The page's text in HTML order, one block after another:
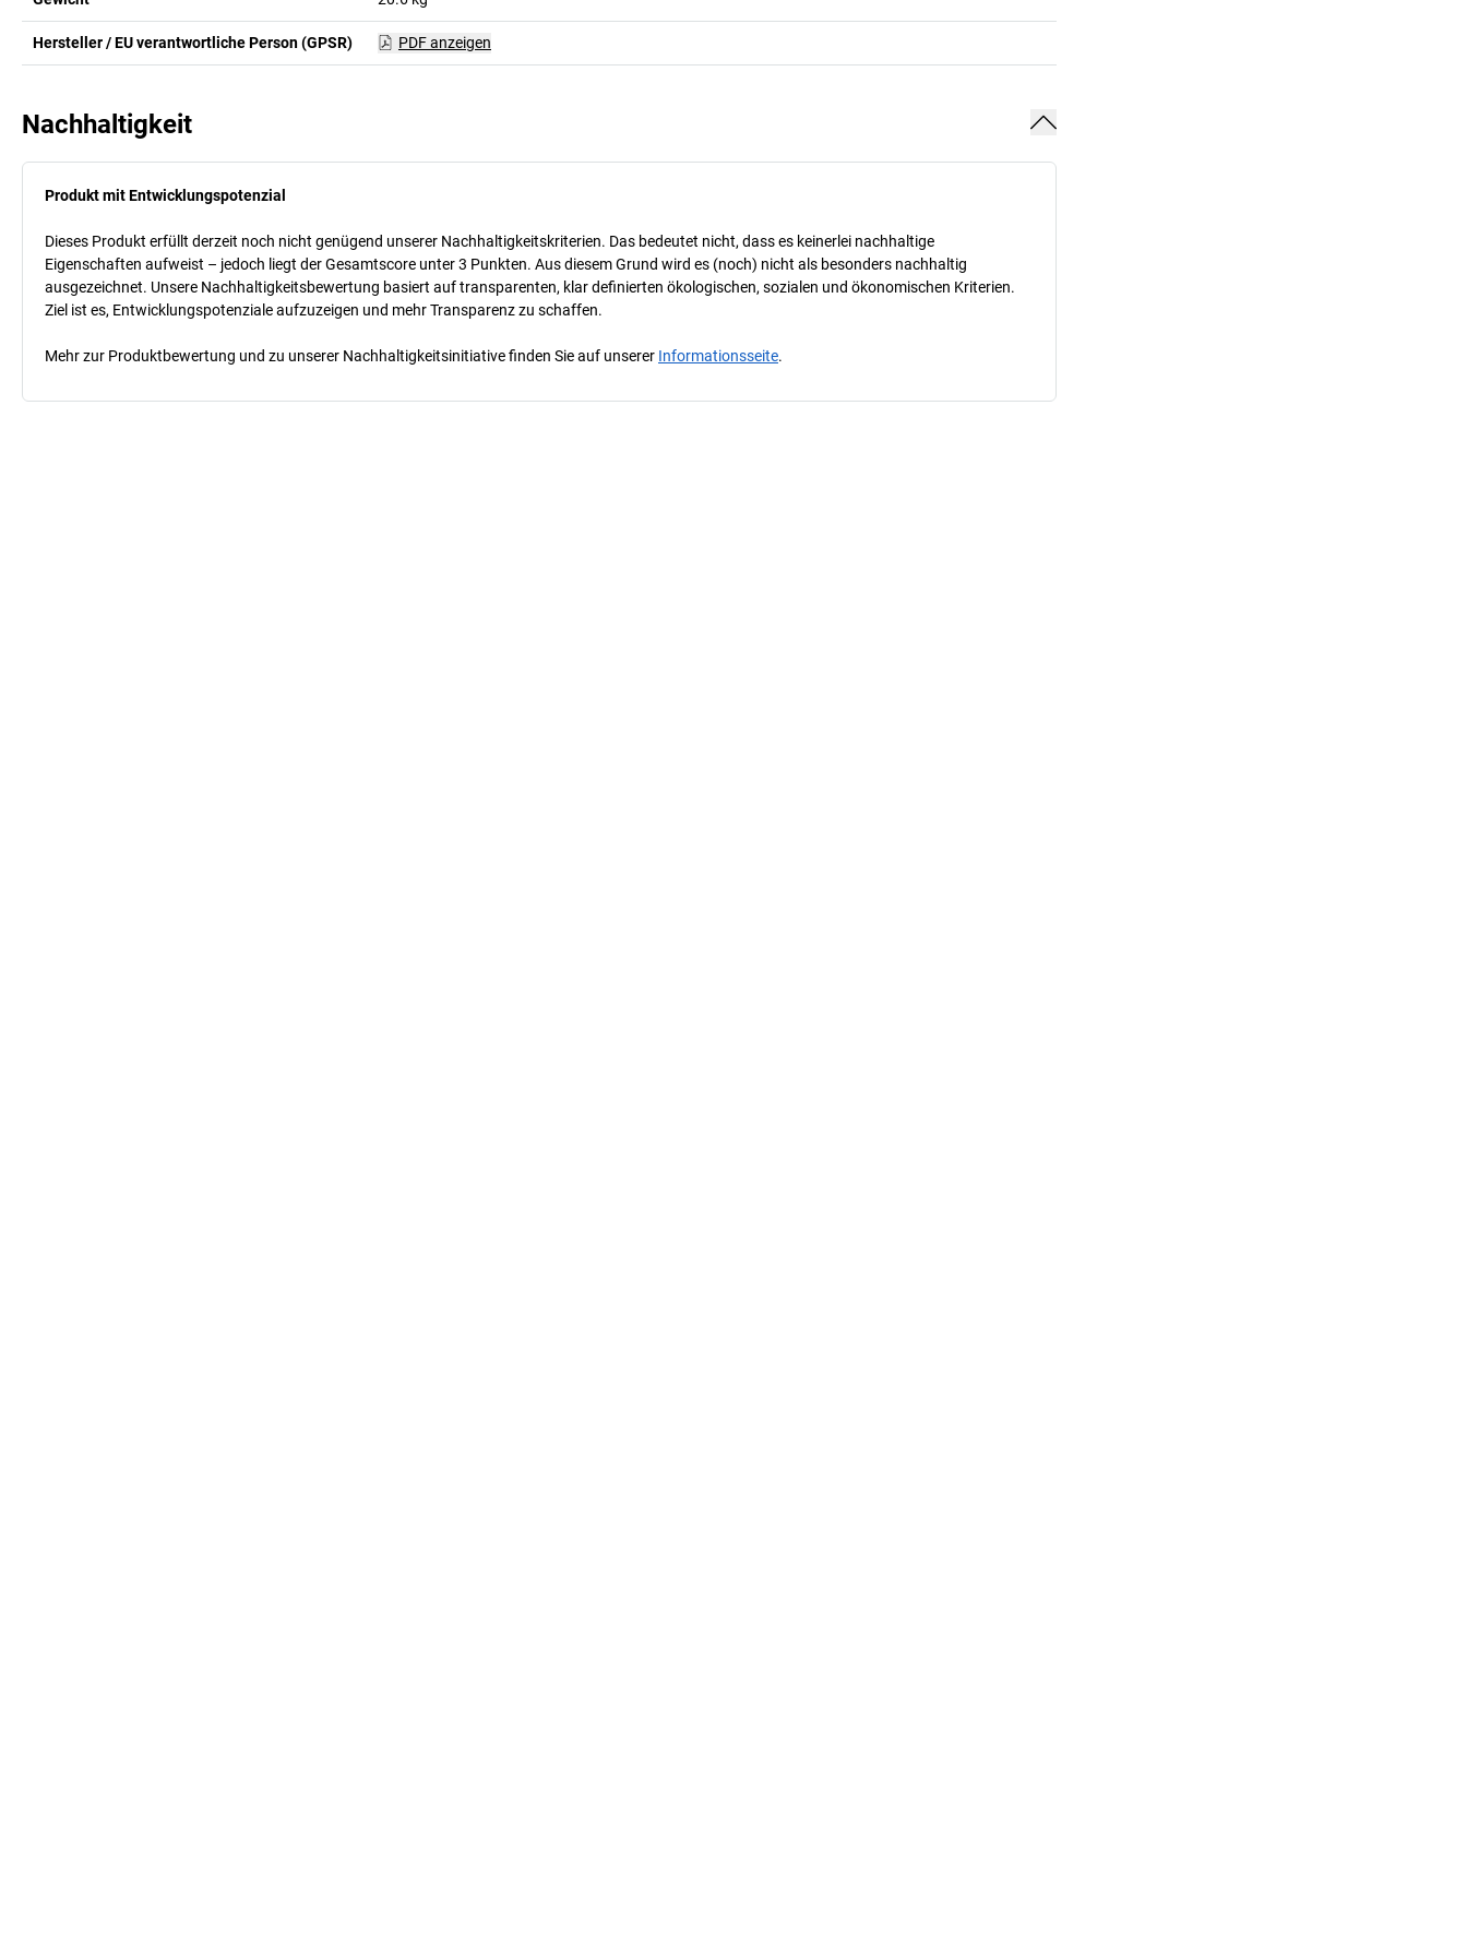
Hersteller / EU verantwortliche Person (GPSR) PDF anzeigen
Nachhaltigkeit
Produkt mit Entwicklungspotenzial
Dieses Produkt erfüllt derzeit noch nicht genügend unserer Nachhaltigkeitskriterien. Das bedeutet nicht, dass es keinerlei nachhaltige
Eigenschaften aufweist – jedoch liegt der Gesamtscore unter 3 Punkten. Aus diesem Grund wird es (noch) nicht als besonders nachhaltig
ausgezeichnet. Unsere Nachhaltigkeitsbewertung basiert auf transparenten, klar definierten ökologischen, sozialen und ökonomischen Kriterien.
Ziel ist es, Entwicklungspotenziale aufzuzeigen und mehr Transparenz zu schaffen.
Mehr zur Produktbewertung und zu unserer Nachhaltigkeitsinitiative finden Sie auf unserer Informationsseite.